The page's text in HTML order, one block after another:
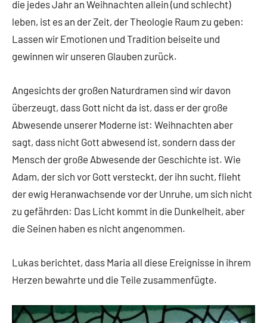
die jedes Jahr an Weihnachten allein (und schlecht)
leben, ist es an der Zeit, der Theologie Raum zu geben:
Lassen wir Emotionen und Tradition beiseite und
gewinnen wir unseren Glauben zurück.
Angesichts der großen Naturdramen sind wir davon
überzeugt, dass Gott nicht da ist, dass er der große
Abwesende unserer Moderne ist: Weihnachten aber
sagt, dass nicht Gott abwesend ist, sondern dass der
Mensch der große Abwesende der Geschichte ist. Wie
Adam, der sich vor Gott versteckt, der ihn sucht, flieht
der ewig Heranwachsende vor der Unruhe, um sich nicht
zu gefährden: Das Licht kommt in die Dunkelheit, aber
die Seinen haben es nicht angenommen.
Lukas berichtet, dass Maria all diese Ereignisse in ihrem
Herzen bewahrte und die Teile zusammenfügte.